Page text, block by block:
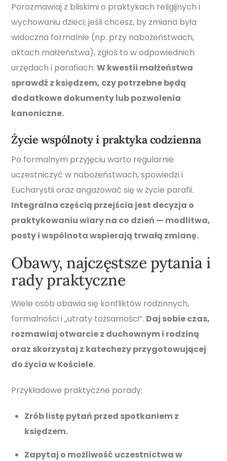
Porozmawiaj z bliskimi o praktykach religijnych i
wychowaniu dzieci; jeśli chcesz, by zmiana była
widoczna formalnie (np. przy nabożeństwach,
aktach małżeństwa), zgłoś to w odpowiednich
urzędach i parafiach.W kwestii małżeństwa
sprawdź z księdzem, czy potrzebne będą
dodatkowe dokumenty lub pozwolenia
kanoniczne.
Życie wspólnoty i praktyka codzienna
Po formalnym przyjęciu warto regularnie
uczestniczyć w nabożeństwach, spowiedzi i
Eucharystii oraz angażować się w życie parafii.
Integralna częścią przejścia jest decyzja o
praktykowaniu wiary na co dzień — modlitwa,
posty i wspólnota wspierają trwałą zmianę.
Obawy, najczęstsze pytania i
rady praktyczne
Wiele osób obawia się konfliktów rodzinnych,
formalności i „utraty tożsamości”. Daj sobie czas,
rozmawiaj otwarcie z duchownym i rodziną
oraz skorzystaj z katechezy przygotowującej
do życia w Kościele.
Przykładowe praktyczne porady:
Zrób listę pytań przed spotkaniem z
księdzem.
Zapytaj o możliwość uczestnictwa w